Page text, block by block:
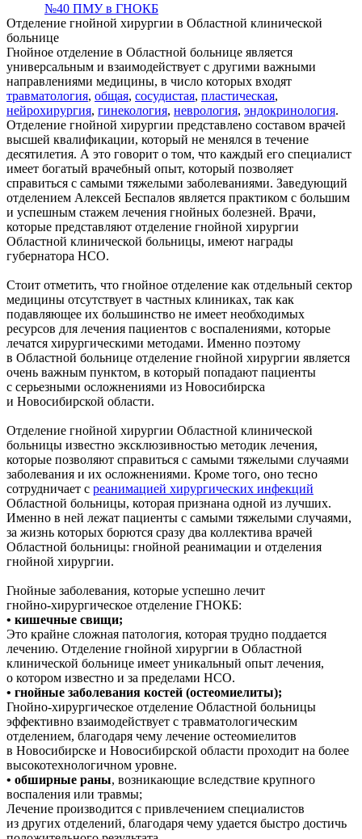
№40 ПМУ в ГНОКБ
Отделение гнойной хирургии в Областной клинической
больнице
Гнойное отделение в Областной больнице является
универсальным и взаимодействует с другими важными
направлениями медицины, в число которых входят
травматология, общая, сосудистая, пластическая,
нейрохирургия, гинекология, неврология, эндокринология.
Отделение гнойной хирургии представлено составом врачей
высшей квалификации, который не менялся в течение
десятилетия. А это говорит о том, что каждый его специалист
имеет богатый врачебный опыт, который позволяет
справиться с самыми тяжелыми заболеваниями. Заведующий
отделением Алексей Беспалов является практиком с большим
и успешным стажем лечения гнойных болезней. Врачи,
которые представляют отделение гнойной хирургии
Областной клинической больницы, имеют награды
губернатора НСО.
Стоит отметить, что гнойное отделение как отдельный сектор
медицины отсутствует в частных клиниках, так как
подавляющее их большинство не имеет необходимых
ресурсов для лечения пациентов с воспалениями, которые
лечатся хирургическими методами. Именно поэтому
в Областной больнице отделение гнойной хирургии является
очень важным пунктом, в который попадают пациенты
с серьезными осложнениями из Новосибирска
и Новосибирской области.
Отделение гнойной хирургии Областной клинической
больницы известно эксклюзивностью методик лечения,
которые позволяют справиться с самыми тяжелыми случаями
заболевания и их осложнениями. Кроме того, оно тесно
сотрудничает с реанимацией хирургических инфекций
Областной больницы, которая признана одной из лучших.
Именно в ней лежат пациенты с самыми тяжелыми случаями,
за жизнь которых борются сразу два коллектива врачей
Областной больницы: гнойной реанимации и отделения
гнойной хирургии.
Гнойные заболевания, которые успешно лечит
гнойно-хирургическое отделение ГНОКБ:
• кишечные свищи;
Это крайне сложная патология, которая трудно поддается
лечению. Отделение гнойной хирургии в Областной
клинической больнице имеет уникальный опыт лечения,
о котором известно и за пределами НСО.
• гнойные заболевания костей (остеомиелиты);
Гнойно-хирургическое отделение Областной больницы
эффективно взаимодействует с травматологическим
отделением, благодаря чему лечение остеомиелитов
в Новосибирске и Новосибирской области проходит на более
высокотехнологичном уровне.
• обширные раны, возникающие вследствие крупного
воспаления или травмы;
Лечение производится с привлечением специалистов
из других отделений, благодаря чему удается быстро достичь